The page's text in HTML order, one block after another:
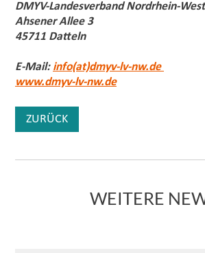
DMYV-Landesverband Nordrhein-
Ahsener Allee 3
45711 Datteln
E-Mail: info(at)dmyv-lv-nw.de
www.dmyv-lv-nw.de
ZURÜCK
WEITERE